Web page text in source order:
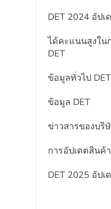
DET 2024 อัปเ
ได้คะแนนสูงใน
DET
ข้อมูลทั่วไป DET
ข้อมูล DET
ข่าวสารของบริ
การอัปเดตสินค้า
DET 2025 อัปเ